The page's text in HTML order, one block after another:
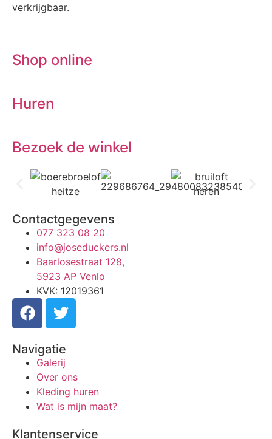
verkrijgbaar.
Shop online
Huren
Bezoek de winkel
Contactgegevens
077 323 08 20
info@joseduckers.nl
Baarlosestraat 128,
5923 AP Venlo
KVK: 12019361
Navigatie
Galerij
Over ons
Kleding huren
Wat is mijn maat?
Klantenservice